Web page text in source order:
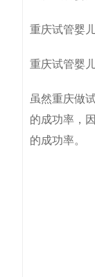
重庆试管婴
重庆试管婴
虽然重庆做
的成功率，
的成功率。